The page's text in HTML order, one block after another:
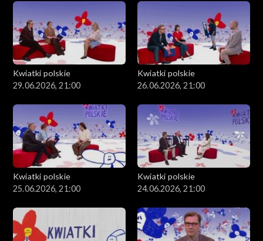
Kwiatki polskie
29.06.2026, 21:00
Kwiatki polskie
26.06.2026, 21:00
Kwiatki polskie
25.06.2026, 21:00
Kwiatki polskie
24.06.2026, 21:00